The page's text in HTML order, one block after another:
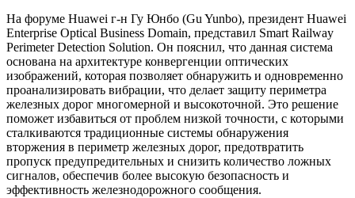
На форуме Huawei г-н Гу Юнбо (Gu Yunbo), президент Huawei
Enterprise Optical Business Domain, представил Smart Railway
Perimeter Detection Solution. Он пояснил, что данная система
основана на архитектуре конвергенции оптических
изображений, которая позволяет обнаружить и одновременно
проанализировать вибрации, что делает защиту периметра
железных дорог многомерной и высокоточной. Это решение
поможет избавиться от проблем низкой точности, с которыми
сталкиваются традиционные системы обнаружения
вторжения в периметр железных дорог, предотвратить
пропуск предупредительных и снизить количество ложных
сигналов, обеспечив более высокую безопасность и
эффективность железнодорожного сообщения.